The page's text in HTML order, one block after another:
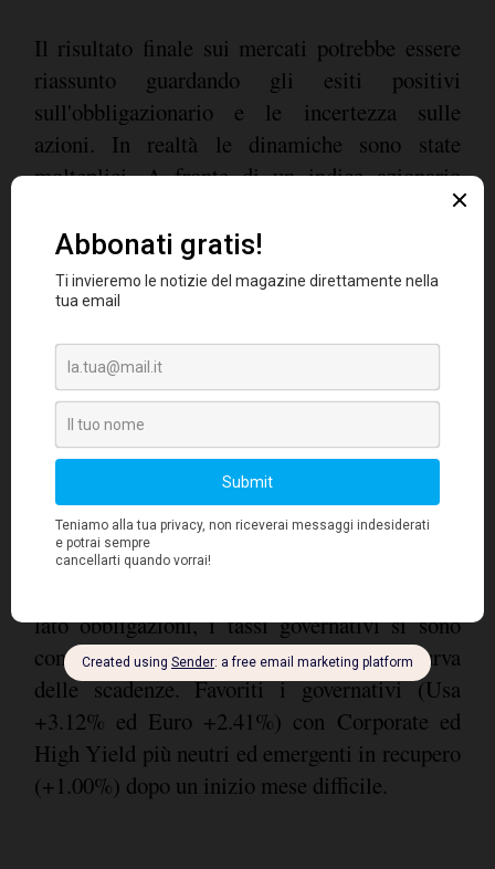
Il risultato finale sui mercati potrebbe essere
riassunto guardando gli esiti positivi
sull'obbligazionario e le incertezza sulle
azioni. In realtà le dinamiche sono state
molteplici. A fronte di un indice azionario
globale leggermente negativo (-0.41% Msci
World LC) spiccano i risultati delle borse Euro
(+6.52% Eurostoxx50) con Germania, Italia e
Francia a guidare il gruppo.Il risultato è
significativo soprattutto se paragonato alle
perdite dell'azionario Usa (-3.10%); bisogna
tornare al ciclo rialzista 1997-2000 per trovare
dei precedenti di extrarendimento dell'area
Euro così importanti. Chiudono il quadro gli
emergenti ed il Giappone, di poco positivi.
Ancora alta la selettività settoriale con Energy
e Financials in difficoltà contrapposti ad
lato obbligazioni, i tassi governativi si sono
confermati ancora in discesa su tutta la curva
delle scadenze. Favoriti i governativi (Usa
+3.12% ed Euro +2.41%) con Corporate ed
High Yield più neutri ed emergenti in recupero
(+1.00%) dopo un inizio mese difficile.